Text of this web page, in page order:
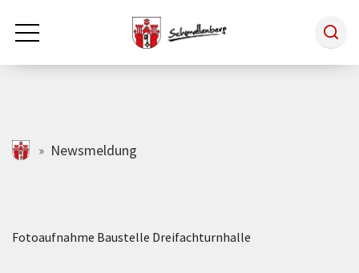
Zum Hauptinhalt springen
Rathaus & Politik
Tourismus
schmallenberg.de
Newsmeldung
Fotoaufnahme Baustelle Dreifachturnhalle